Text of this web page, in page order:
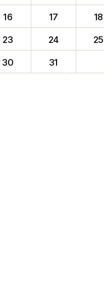
16 17 18
23 24 25
30 31